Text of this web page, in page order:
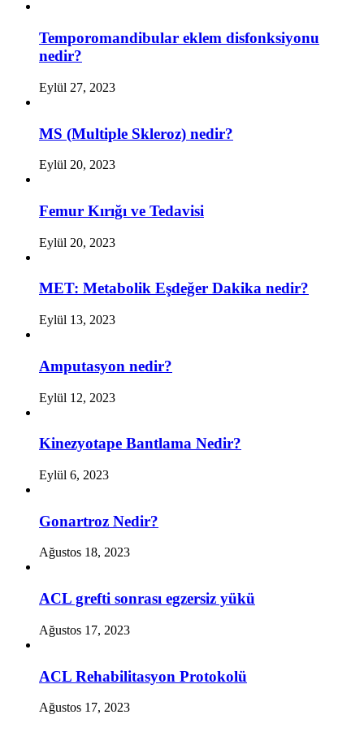
Temporomandibular eklem disfonksiyonu
nedir?
Eylül 27, 2023
MS (Multiple Skleroz) nedir?
Eylül 20, 2023
Femur Kırığı ve Tedavisi
Eylül 20, 2023
MET: Metabolik Eşdeğer Dakika nedir?
Eylül 13, 2023
Amputasyon nedir?
Eylül 12, 2023
Kinezyotape Bantlama Nedir?
Eylül 6, 2023
Gonartroz Nedir?
Ağustos 18, 2023
ACL grefti sonrası egzersiz yükü
Ağustos 17, 2023
ACL Rehabilitasyon Protokolü
Ağustos 17, 2023